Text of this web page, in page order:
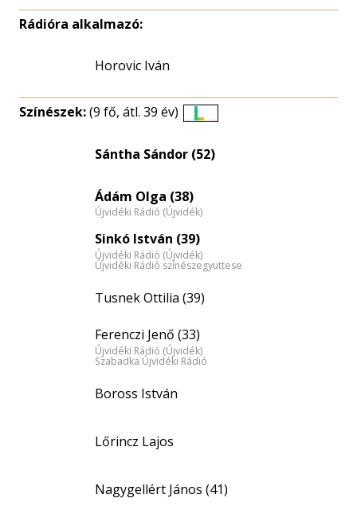
Rádióra alkalmazó:
Horovic Iván
Színészek:(9 fő, átl. 39 év)
eloszlás
Sántha Sándor (52)
Ádám Olga (38)
Újvidéki Rádió (Újvidék)
Sinkó István (39)
Újvidéki Rádió (Újvidék)
Újvidéki Rádió színészegyüttese
Tusnek Ottilia (39)
Ferenczi Jenő (33)
Újvidéki Rádió (Újvidék)
Szabadka Újvidéki Rádió
Boross István
Lőrincz Lajos
Nagygellért János (41)